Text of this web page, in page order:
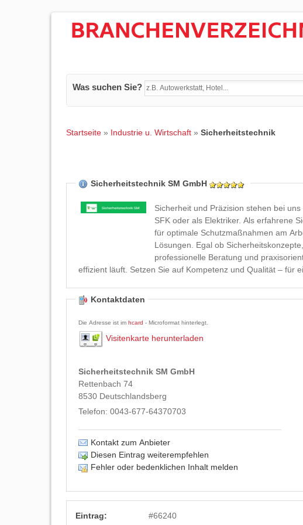
Was suchen Sie?
Startseite » Industrie u. Wirtschaft » Sicherheitstechnik
Sicherheitstechnik SM GmbH
Sicherheit und Präzision stehen bei
SFK oder als Elektriker. Als erfahrene
für optimale Schutzmaßnahmen am
Lösungen. Egal ob
professionelle Beratung und
effizient läuft. Setzen Sie auf Kompetenz und Qualität –
Kontaktdaten
Die Adresse ist im hcard - Microformat hinterlegt.
Visitenkarte herunterladen
Sicherheitstechnik SM GmbH
Rettenbach 74
8530 Deutschlandsberg
Telefon: 0043-677-64370703
Kontakt zum Anbieter
Diesen Eintrag weiterempfehlen
Fehler oder bedenklichen Inhalt melden
Eintrag: #66240